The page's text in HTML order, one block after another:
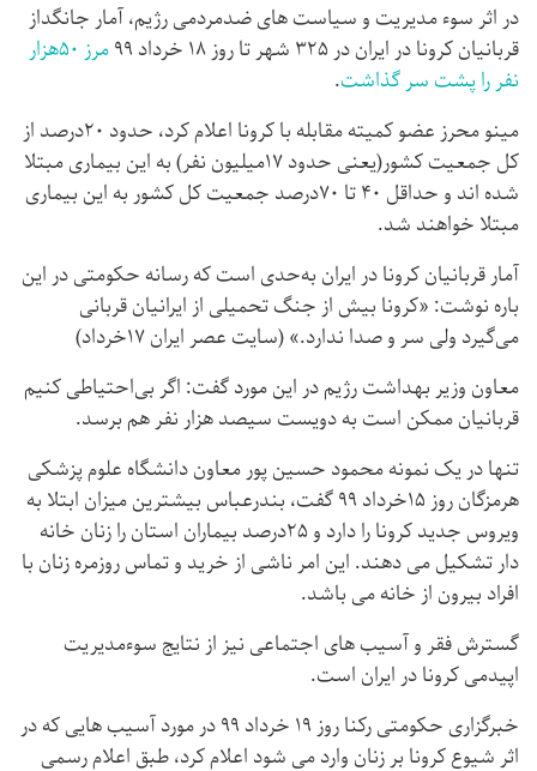
در اثر سوء مدیریت و سیاست های ضدمردمی رژیم، آمار جانگداز
قربانیان کرونا در ایران در ۳۲۵ شهر تا روز ۱۸ خرداد ۹۹
مرز ۵۰هزار
نفر را پشت سر گذاشت.
مینو محرز عضو کمیته مقابله با کرونا اعلام کرد، حدود ۲۰درصد از
کل جمعیت کشور(یعنی حدود ۱۷میلیون نفر) به این بیماری مبتلا
شده اند و حداقل ۴۰ تا ۷۰درصد جمعیت کل کشور به این بیماری
مبتلا خواهند شد.
آمار قربانیان کرونا در ایران به‌حدی است که رسانه حکومتی در این
باره نوشت: «کرونا بیش از جنگ تحمیلی از ایرانیان قربانی
می‌گیرد ولی سر و صدا ندارد.» (سایت عصر ایران ۱۷خرداد)
معاون وزیر بهداشت رژیم در این مورد گفت: اگر بی‌احتیاطی کنیم
قربانیان ممکن است به دویست سیصد هزار نفر هم برسد.
تنها در یک نمونه محمود حسین پور معاون دانشگاه علوم پزشکی
هرمزگان روز ۱۵خرداد ۹۹ گفت، بندرعباس بیشترین میزان ابتلا به
ویروس جدید کرونا را دارد و ۲۵درصد بیماران استان را زنان خانه
دار تشکیل می دهند. این امر ناشی از خرید و تماس روزمره زنان با
افراد بیرون از خانه می باشد.
گسترش فقر و آسیب های اجتماعی نیز از نتایج سوءمدیریت
اپیدمی کرونا در ایران است.
خبرگزاری حکومتی رکنا روز ۱۹ خرداد ۹۹ در مورد آسیب هایی که در
اثر شیوع کرونا بر زنان وارد می شود اعلام کرد، طبق اعلام رسمی